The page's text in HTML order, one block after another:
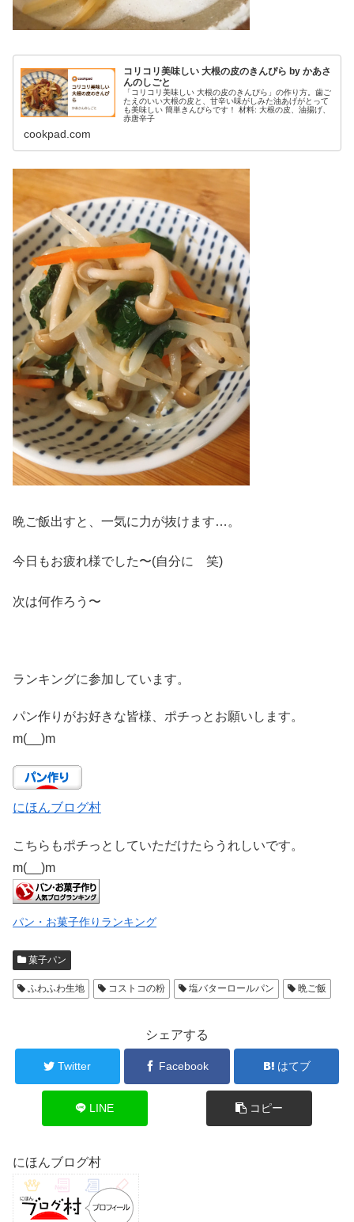
コリコリ美味しい 大根の皮のきんぴら by かあさ
んのしごと
「コリコリ美味しい 大根の皮のきんぴら」の作り方。歯ご
たえのいい大根の皮と、甘辛い味がしみた油あげがとって
も美味しい 簡単きんぴらです！ 材料: 大根の皮、油揚げ、
赤唐辛子
cookpad.com
晩ご飯出すと、一気に力が抜けます…。
今日もお疲れ様でした〜(自分に 笑)
次は何作ろう〜
ランキングに参加しています。
パン作りがお好きな皆様、ポチっとお願いします。
m(__)m
にほんブログ村
こちらもポチっとしていただけたらうれしいです。
m(__)m
パン・お菓子作りランキング
菓子パン
ふわふわ生地 コストコの粉 塩バターロールパン 晩ご飯
シェアする
Twitter Facebook はてブ
LINE コピー
にほんブログ村